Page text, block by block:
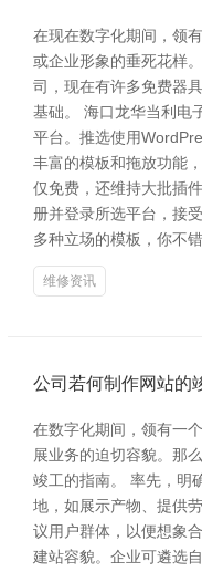
在现在数字化期间，领
或企业形象的垂死花样
司，现在有许多免费器
基础。 海口龙华当利电
平台。推选使用
丰富的模板和拖放功能
仅免费，还维持大批插
册并登录所选平台，接
多种立场的模板，你不
维修资讯
公司若何制作网站的
在数字化期间，领有一
展业务的迫切容貌。那
竣工的指南。 率先，明
地，如展示产物、提供
议用户群体，以便想象
建站容貌。企业可遴选